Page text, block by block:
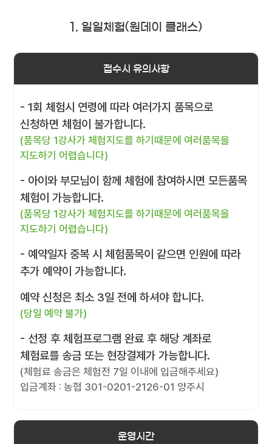
1. 일일체험(원데이 클래스)
접수시 유의사항
- 1회 체험시 연령에 따라 여러가지 품목으로
신청하면 체험이 불가합니다.
(품목당 1강사가 체험지도를 하기때문에 여러품목을
지도하기 어렵습니다)
- 아이와 부모님이 함께 체험에 참여하시면 모든품목
체험이 가능합니다.
(품목당 1강사가 체험지도를 하기때문에 여러품목을
지도하기 어렵습니다)
- 예약일자 중복 시 체험품목이 같으면 인원에 따라
추가 예약이 가능합니다.
예약 신청은 최소 3일 전에 하셔야 합니다.
(당일 예약 불가)
- 선정 후 체험프로그램 완료 후 해당 계좌로
체험료를 송금 또는 현장결제가 가능합니다.
(체험료 송금은 체험전 7일 이내에 입금해주세요)
입금계좌 : 농협 301-0201-2126-01 양주시
운영시간